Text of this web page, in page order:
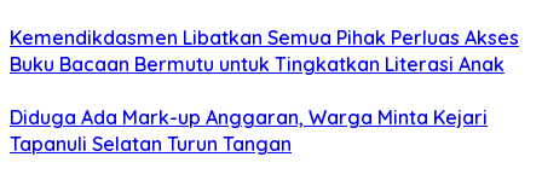
Kemendikdasmen Libatkan Semua Pihak Perluas Akses
Buku Bacaan Bermutu untuk Tingkatkan Literasi Anak
Diduga Ada Mark-up Anggaran, Warga Minta Kejari
Tapanuli Selatan Turun Tangan